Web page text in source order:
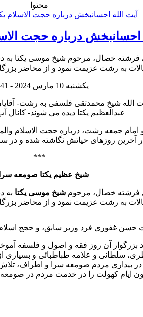
محتوا
احسانبخش درباره حجت
والمسلمین شیخ عبدالعظیم یکتا به سال ۱۳۰۵ از پدری
یکشنبه 10 مارس 2024 - 14:41
الله شیخ محمدتقی فلسفی به رشت-
عبدالعظیم یکتا دیده می شوند-
امام جمعه رشت، درباره حجت الاسلام
***
شیخ عظیم یکتا صومعه
شیخ موسی یکتا به
غفوری فرد وزیر سابق، و حجج اسلام
نزد اساتید بزرگوار آن روز فقه و اصول
سلطانی و علامه طباطبائی و